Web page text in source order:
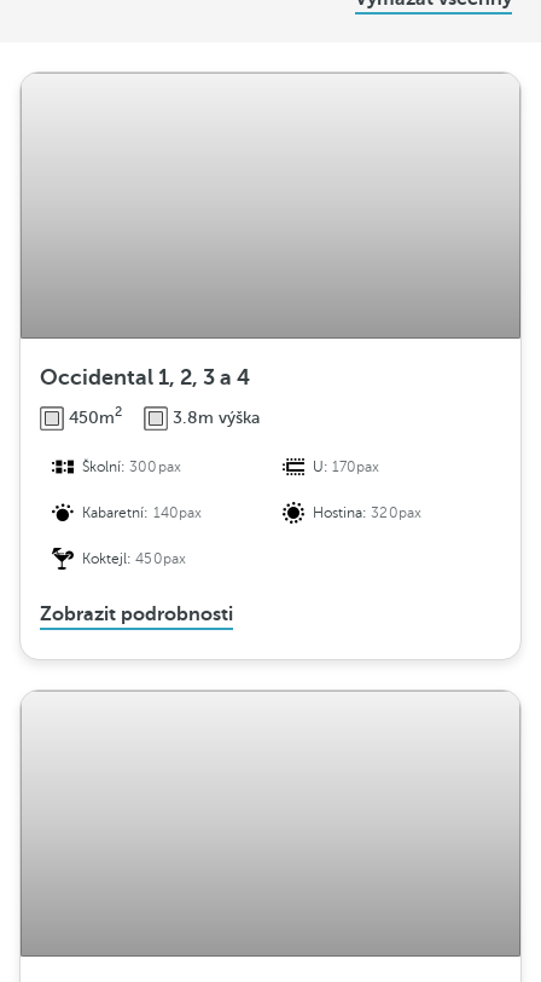
Occidental 1, 2, 3 a 4
450m2 3.8m výška
Školní:300pax U:170pax
Kabaretní: 140pax Hostina:320pax
Koktejl:450pax
Zobrazit podrobnosti